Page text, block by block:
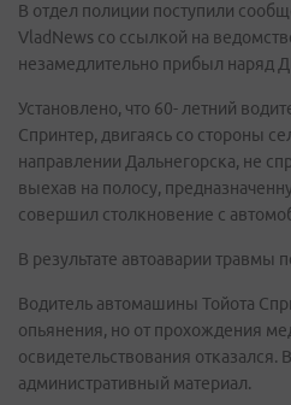
В отдел полиции поступили
VladNews со ссылкой на
незамедлительно прибыл наряд
Установлено, что 60- летний
Спринтер, двигаясь со стороны
направлении Дальнегорска, не
выехав на полосу,
совершил столкновение с
В результате автоаварии травмы
Водитель автомашины Тойота
опьянения, но от прохождения
освидетельствования отказался.
административный материал.